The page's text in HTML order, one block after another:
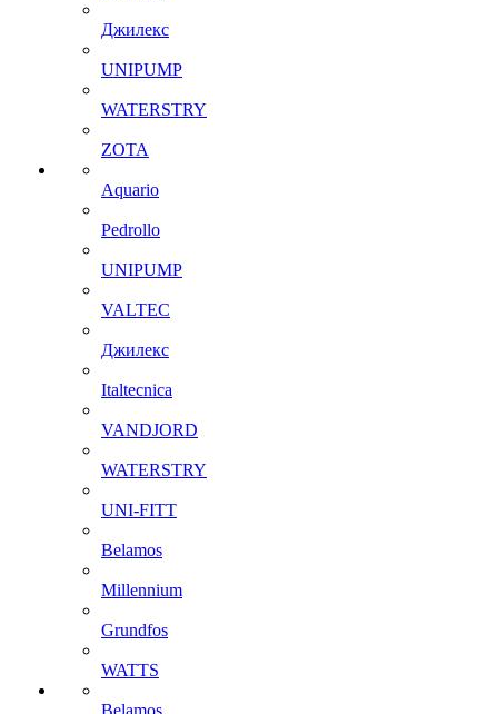
Джилекс
UNIPUMP
WATERSTRY
ZOTA
Aquario
Pedrollo
UNIPUMP
VALTEC
Джилекс
Italtecnica
VANDJORD
WATERSTRY
UNI-FITT
Belamos
Millennium
Grundfos
WATTS
Belamos